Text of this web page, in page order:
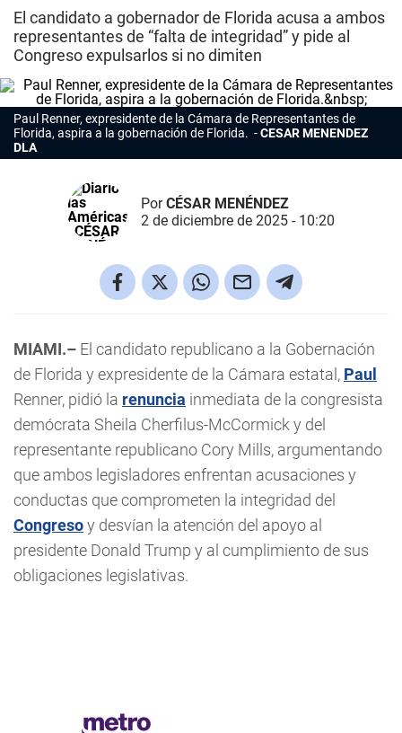
El candidato a gobernador de Florida acusa a ambos
representantes de “falta de integridad” y pide al
Congreso expulsarlos si no dimiten
Paul Renner, expresidente de la Cámara de Representantes de
Florida, aspira a la gobernación de Florida.
CESAR MENENDEZ
DLA
PorCÉSAR MENÉNDEZ
2 de diciembre de 2025 - 10:20
MIAMI.– El candidato republicano a la Gobernación
de Florida y expresidente de la Cámara estatal, Paul
Renner, pidió la renuncia inmediata de la congresista
demócrata Sheila Cherfilus-McCormick y del
representante republicano Cory Mills, argumentando
que ambos legisladores enfrentan acusaciones y
conductas que comprometen la integridad del
Congresoy desvían la atención del apoyo al
presidente Donald Trump y al cumplimiento de sus
obligaciones legislativas.